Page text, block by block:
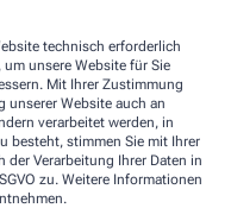
technisch erforderlich
unsere Website für Sie
Mit Ihrer Zustimmung
unserer Website auch an
verarbeitet werden, in
besteht, stimmen Sie mit Ihrer
Verarbeitung Ihrer Daten in
zu. Weitere Informationen